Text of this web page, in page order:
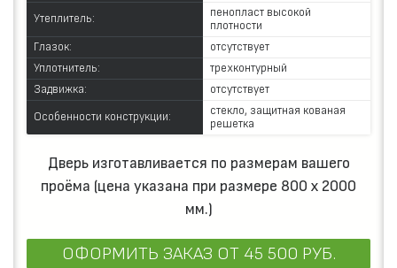
Утеплитель:
пенопласт высокой
плотности
Глазок:
отсутствует
Уплотнитель:
трехконтурный
Задвижка:
отсутствует
Особенности конструкции:
стекло, защитная кованая
решетка
Дверь изготавливается по размерам вашего
проёма (цена указана при размере 800 х 2000
мм.)
ОФОРМИТЬ ЗАКАЗ ОТ 45 500 РУБ.